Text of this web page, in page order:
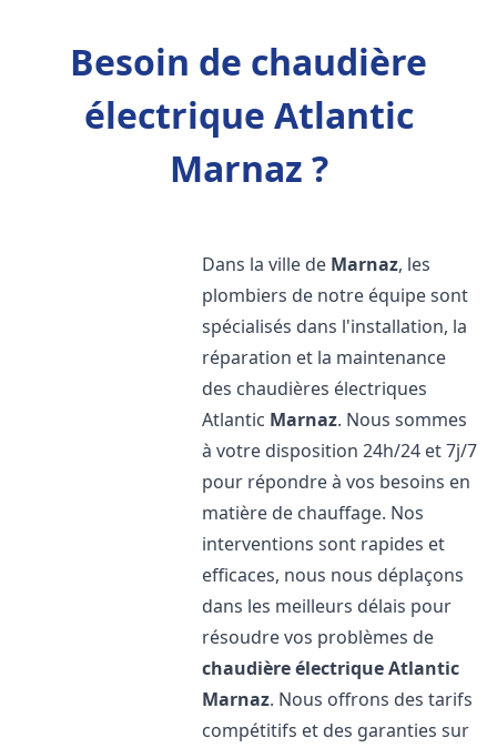
Besoin de chaudière
électrique Atlantic
Marnaz ?
Dans la ville de Marnaz, les
plombiers de notre équipe sont
spécialisés dans l'installation, la
réparation et la maintenance
des chaudières électriques
Atlantic Marnaz. Nous sommes
à votre disposition 24h/24 et 7j/7
pour répondre à vos besoins en
matière de chauffage. Nos
interventions sont rapides et
efficaces, nous nous déplaçons
dans les meilleurs délais pour
résoudre vos problèmes de
chaudière électrique Atlantic
Marnaz. Nous offrons des tarifs
compétitifs et des garanties sur